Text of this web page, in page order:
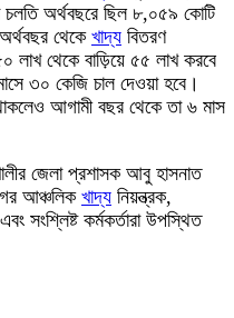
চলতি অর্থবছরে ছিল ৮,০৫৯ কোটি
থেকে খাদ্য বিতরণ
লাখ থেকে বাড়িয়ে ৫৫ লাখ করবে
৩০ কেজি চাল দেওয়া হবে।
আগামী বছর থেকে তা ৬ মাস
জেলা প্রশাসক আবু হাসনাত
আঞ্চলিক খাদ্য নিয়ন্ত্রক,
সংশ্লিষ্ট কর্মকর্তারা উপস্থিত